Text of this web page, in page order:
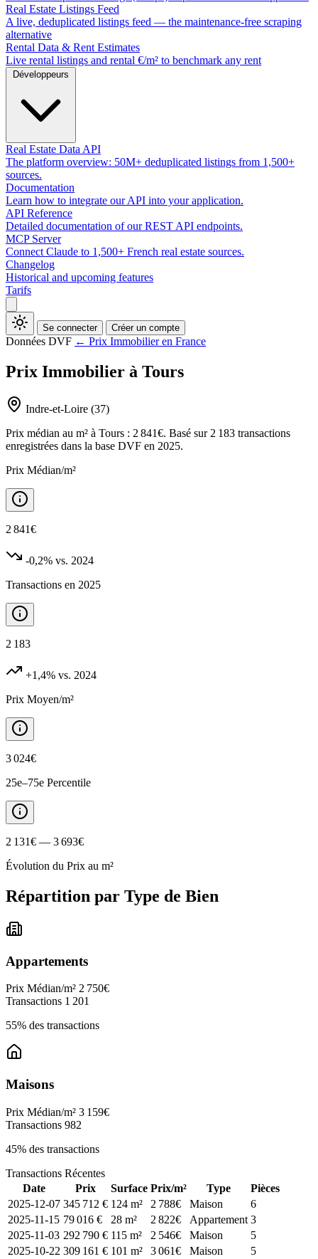
Real Estate Listings Feed
A live, deduplicated listings feed — the maintenance-free scraping
alternative
Rental Data & Rent Estimates
Live rental listings and rental €/m² to benchmark any rent
Développeurs
Real Estate Data API
The platform overview: 50M+ deduplicated listings from 1,500+
sources.
Documentation
Learn how to integrate our API into your application.
API Reference
Detailed documentation of our REST API endpoints.
MCP Server
Connect Claude to 1,500+ French real estate sources.
Changelog
Historical and upcoming features
Tarifs
Se connecter Créer un compte
Données DVF ← Prix Immobilier en France
Prix Immobilier à Tours
Indre-et-Loire (37)
Prix médian au m² à Tours : 2 841€. Basé sur 2 183 transactions
enregistrées dans la base DVF en 2025.
Prix Médian/m²
2 841€
-0,2% vs. 2024
Transactions en 2025
2 183
+1,4% vs. 2024
Prix Moyen/m²
3 024€
25e–75e Percentile
2 131€ — 3 693€
Évolution du Prix au m²
Répartition par Type de Bien
Appartements
Prix Médian/m² 2 750€
Transactions 1 201
55% des transactions
Maisons
Prix Médian/m² 3 159€
Transactions 982
45% des transactions
Transactions Récentes
Date
Prix Surface Prix/m² Type
Pièces
2025-12-07 345 712 € 124 m² 2 788€ Maison
6
2025-11-15 79 016 € 28 m² 2 822€ Appartement 3
2025-11-03 292 790 € 115 m² 2 546€ Maison
5
2025-10-22 309 161 € 101 m² 3 061€ Maison
5